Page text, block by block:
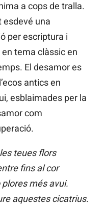
a cops de tralla.
esdevé una
per escriptura i
tema clàssic en
El desamor es
antics en
esblaimades per la
com
teues flors
fins al cor
plores més avui.
aquestes cicatrius.